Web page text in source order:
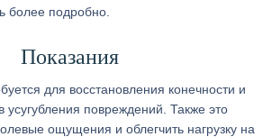
более подробно.
Показания
для восстановления конечности и
усугубления повреждений. Также это
ощущения и облегчить нагрузку на